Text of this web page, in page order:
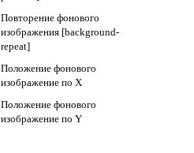
Повторение фонового
изображения [background-
repeat]
Положение фонового
изображение по X
Положение фонового
изображение по Y